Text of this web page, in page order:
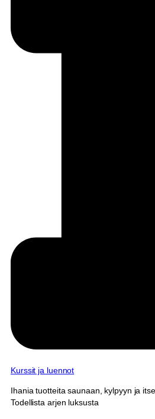
Kurssit ja luennot
Ihania tuotteita saunaan, kylpyyn ja
Todellista arjen luksusta